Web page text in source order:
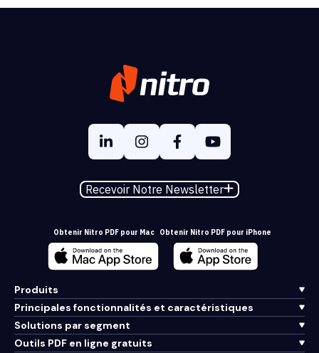
Recevoir Notre Newsletter
Obtenir Nitro PDF pour Mac Obtenir Nitro PDF pour iPhone
Produits
Principales fonctionnalités et caractéristiques
Solutions par segment
Outils PDF en ligne gratuits